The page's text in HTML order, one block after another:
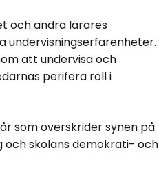
och andra lärares
undervisningserfarenheter.
att undervisa och
perifera roll i
som överskrider synen på
skolans demokrati- och